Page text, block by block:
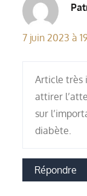
17 juin 2023 à
Article très
attirer
sur
diabète.
Répondre